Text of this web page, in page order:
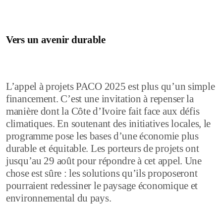
Vers un avenir durable
L’appel à projets PACO 2025 est plus qu’un simple
financement. C’est une invitation à repenser la
manière dont la Côte d’Ivoire fait face aux défis
climatiques. En soutenant des initiatives locales, le
programme pose les bases d’une économie plus
durable et équitable. Les porteurs de projets ont
jusqu’au 29 août pour répondre à cet appel. Une
chose est sûre : les solutions qu’ils proposeront
pourraient redessiner le paysage économique et
environnemental du pays.